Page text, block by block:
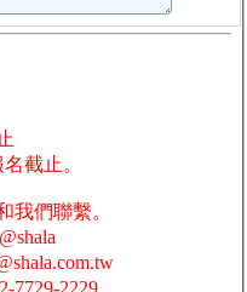
截止。
我們聯繫。
7729-2229